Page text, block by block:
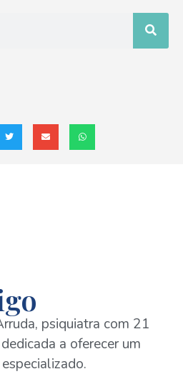
psiquiatra com 21
a oferecer um